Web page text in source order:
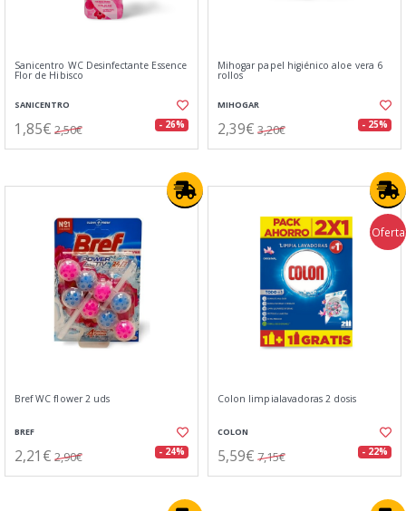
Sanicentro WC Desinfectante Essence
Flor de Hibisco
SANICENTRO
1,85€ 2,50€ - 26%
Mihogar papel higiénico aloe vera 6
rollos
MIHOGAR
2,39€ 3,20€ - 25%
Bref WC flower 2 uds
BREF
2,21€ 2,90€ - 24%
Oferta
Colon limpialavadoras 2 dosis
COLON
5,59€ 7,15€ - 22%